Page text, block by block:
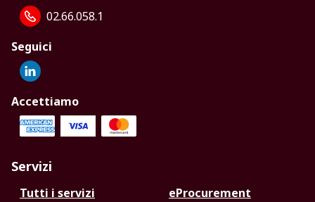
02.66.058.1
Seguici
Accettiamo
Servizi
Tutti i servizi
eProcurement